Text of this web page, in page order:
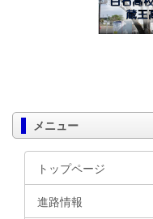
メニュー
トップページ
進路情報